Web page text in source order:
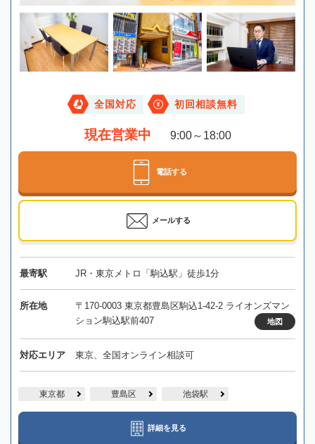
全国対応 初回相談無料
現在営業中 9:00～18:00
電話する
メールする
最寄駅 JR・東京メトロ「駒込駅」徒歩1分
所在地
〒170-0003 東京都豊島区駒込1-42-2 ライオンズマン
ション駒込駅前407
地図
対応エリア 東京、全国オンライン相談可
東京都 豊島区 池袋駅
詳細を見る